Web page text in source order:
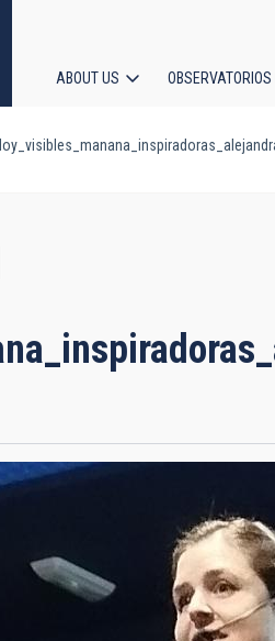
navigation
ABOUT US